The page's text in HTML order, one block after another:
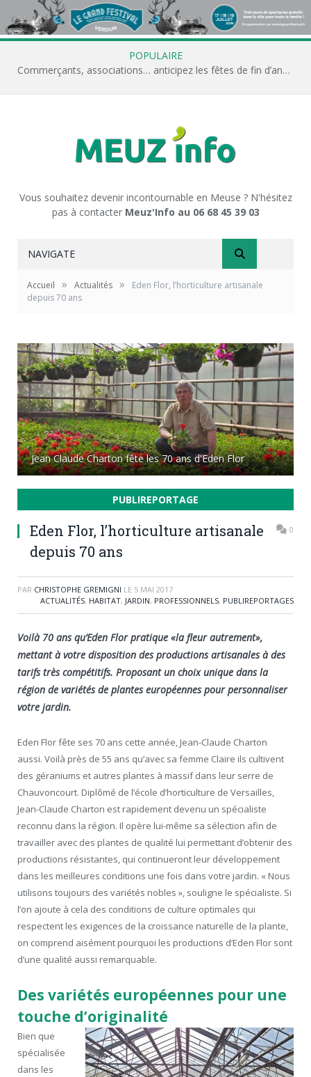
POPULAIRE
Commerçants, associations… anticipez les fêtes de fin d’année avec Meuz’Info
Vous souhaitez devenir incontournable en Meuse ? N'hésitez
pas à contacter Meuz'Info au 06 68 45 39 03
NAVIGATE
Accueil » Actualités »
Eden Flor, l’horticulture artisanale
depuis 70 ans
Jean Claude Charton fête les 70 ans d'Eden Flor
PUBLIREPORTAGE
Eden Flor, l’horticulture artisanale
depuis 70 ans
0
PAR CHRISTOPHE GREMIGNI LE 5 MAI 2017
ACTUALITÉS, HABITAT, JARDIN, PROFESSIONNELS, PUBLIREPORTAGES
Voilà 70 ans qu’Eden Flor pratique «la fleur autrement»,
mettant à votre disposition des productions artisanales à des
tarifs très compétitifs. Proposant un choix unique dans la
région de variétés de plantes européennes pour personnaliser
votre jardin.
Eden Flor fête ses 70 ans cette année, Jean-Claude Charton
aussi. Voilà près de 55 ans qu’avec sa femme Claire ils cultivent
des géraniums et autres plantes à massif dans leur serre de
Chauvoncourt. Diplômé de l’école d’horticulture de Versailles,
Jean-Claude Charton est rapidement devenu un spécialiste
reconnu dans la région. Il opère lui-même sa sélection afin de
travailler avec des plantes de qualité lui permettant d’obtenir des
productions résistantes, qui continueront leur développement
dans les meilleures conditions une fois dans votre jardin. « Nous
utilisons toujours des variétés nobles », souligne le spécialiste. Si
l’on ajoute à cela des conditions de culture optimales qui
respectent les exigences de la croissance naturelle de la plante,
on comprend aisément pourquoi les productions d’Eden Flor sont
d’une qualité aussi remarquable.
Des variétés européennes pour une
touche d’originalité
Bien que
spécialisée
dans les